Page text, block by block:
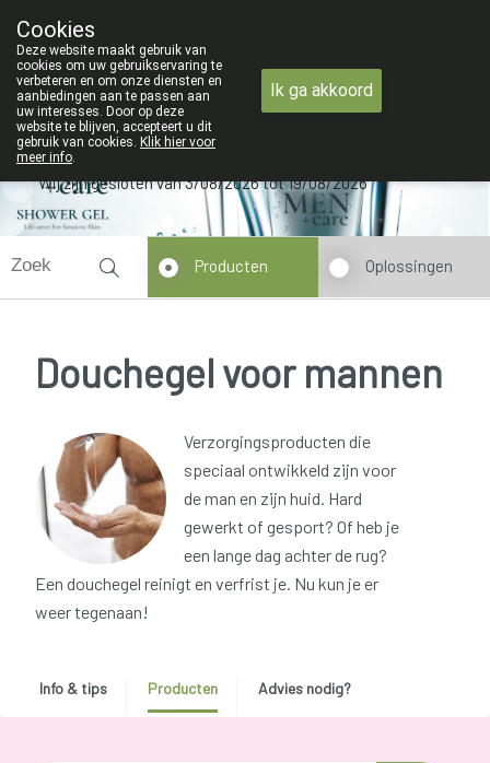
09 228 32 36
Wij zijn gesloten van 3/08/2026 tot 19/08/2026
Producten Oplossingen
Douchegel voor mannen
Verzorgingsproducten die
speciaal ontwikkeld zijn voor
de man en zijn huid. Hard
gewerkt of gesport? Of heb je
een lange dag achter de rug?
Een douchegel reinigt en verfrist je. Nu kun je er
weer tegenaan!
Info & tips Producten Advies nodig?
Cookies
Deze website maakt gebruik van
cookies om uw gebruikservaring te
verbeteren en om onze diensten en
aanbiedingen aan te passen aan
uw interesses. Door op deze
website te blijven, accepteert u dit
gebruik van cookies. Klik hier voor
meer info.
Ik ga akkoord